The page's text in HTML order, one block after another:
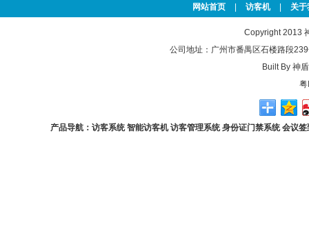
网站首页 访客机 关于
Copyright 2013
公司地址：广州市番禺区石楼路段
Built By 神
产品导航： 访客系统 智能访客机 访客管理系统 身份证门禁系统 会议签